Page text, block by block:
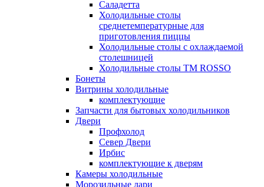
Саладетта
Холодильные столы
среднетемпературные для
приготовления пиццы
Холодильные столы с охлаждаемой
столешницей
Холодильные столы ТМ ROSSO
Бонеты
Витрины холодильные
комплектующие
Запчасти для бытовых холодильников
Двери
Профхолод
Север Двери
Ирбис
комплектующие к дверям
Камеры холодильные
Морозильные лари